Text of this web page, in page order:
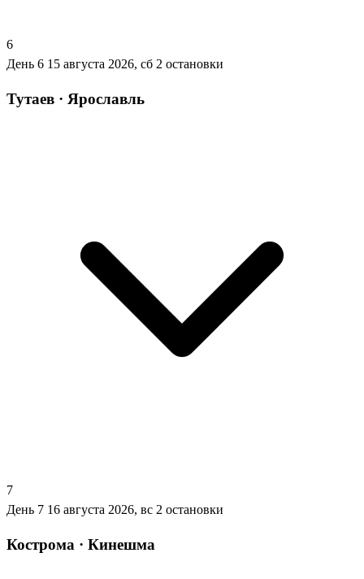
6
День 6 15 августа 2026, сб 2 остановки
Тутаев · Ярославль
7
День 7 16 августа 2026, вс 2 остановки
Кострома · Кинешма